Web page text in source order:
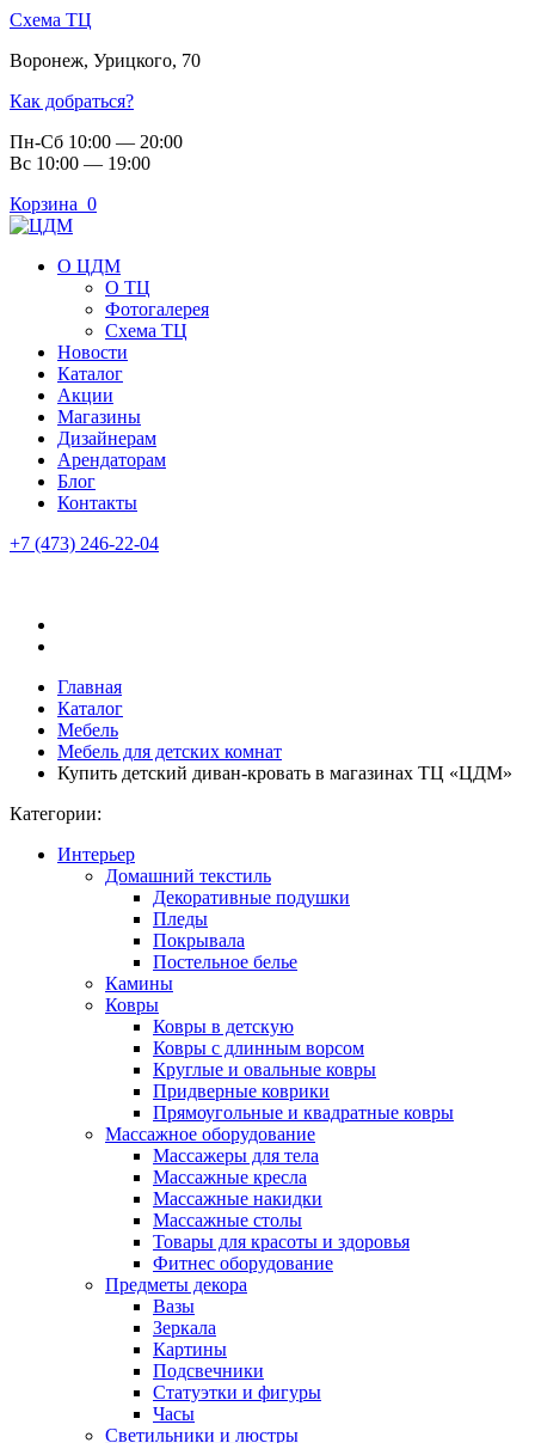
Схема ТЦ
Воронеж, Урицкого, 70
Как добраться?
Пн-Сб 10:00 — 20:00
Вс 10:00 — 19:00
Корзина 0
О ЦДМ
О ТЦ
Фотогалерея
Схема ТЦ
Новости
Каталог
Акции
Магазины
Дизайнерам
Арендаторам
Блог
Контакты
+7 (473) 246-22-04
Главная
Каталог
Мебель
Мебель для детских комнат
Купить детский диван-кровать в магазинах ТЦ «ЦДМ»
Категории:
Интерьер
Домашний текстиль
Декоративные подушки
Пледы
Покрывала
Постельное белье
Камины
Ковры
Ковры в детскую
Ковры с длинным ворсом
Круглые и овальные ковры
Придверные коврики
Прямоугольные и квадратные ковры
Массажное оборудование
Массажеры для тела
Массажные кресла
Массажные накидки
Массажные столы
Товары для красоты и здоровья
Фитнес оборудование
Предметы декора
Вазы
Зеркала
Картины
Подсвечники
Статуэтки и фигуры
Часы
Светильники и люстры